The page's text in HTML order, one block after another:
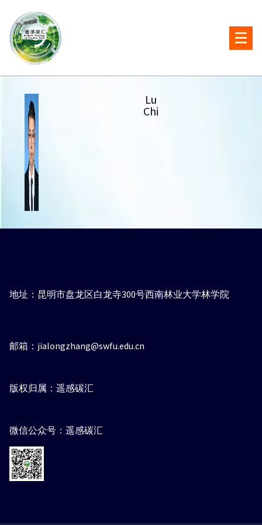
Lu
Chi
地址：昆明市盘龙区白龙寺300号西南林业大学林学院
邮箱：jialongzhang@swfu.edu.cn
版权归属：遥感碳汇
微信公众号：遥感碳汇